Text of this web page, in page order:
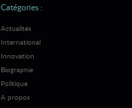
Catégories :
Actualités
International
Innovation
Biographie
Politique
A propos